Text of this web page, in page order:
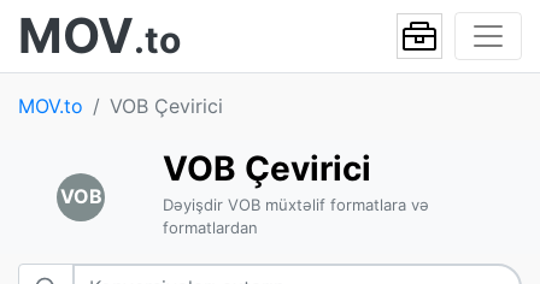
MOV.to
MOV.to VOB Çevirici
VOB
VOB Çevirici
Dəyişdir VOB müxtəlif formatlara və
formatlardan